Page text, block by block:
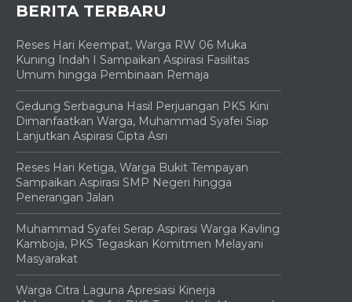
BERITA TERBARU
Reses Hari Keempat, Warga RW 06 Muka
Kuning Indah I Sampaikan Aspirasi Fasilitas
Umum hingga Pembinaan Remaja
Gedung Serbaguna Hasil Perjuangan PKS Kini
Dimanfaatkan Warga, Muhammad Syafei Siap
Lanjutkan Aspirasi Cipta Asri
Reses Hari Ketiga, Warga Bukit Tempayan
Sampaikan Aspirasi SMP Negeri hingga
Penerangan Jalan
Muhammad Syafei Serap Aspirasi Warga Kavling
Kamboja, PKS Tegaskan Komitmen Melayani
Masyarakat
Warga Citra Laguna Apresiasi Kinerja